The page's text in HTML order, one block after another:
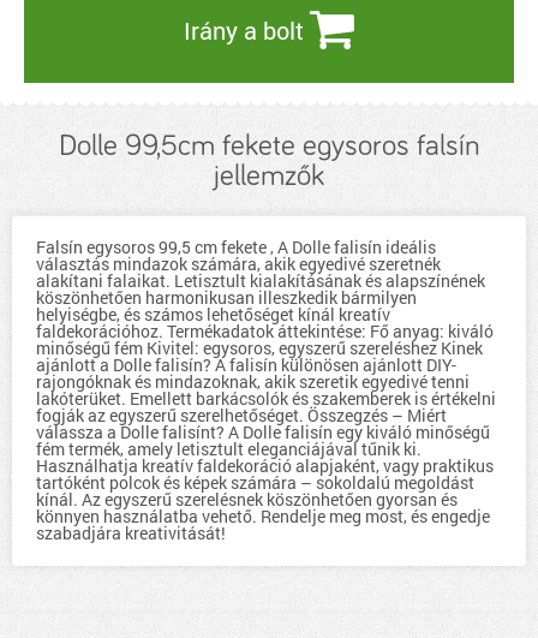
Irány a bolt
Dolle 99,5cm fekete egysoros falsín
jellemzők
Falsín egysoros 99,5 cm fekete , A Dolle falisín ideális
választás mindazok számára, akik egyedivé szeretnék
alakítani falaikat. Letisztult kialakításának és alapszínének
köszönhetően harmonikusan illeszkedik bármilyen
helyiségbe, és számos lehetőséget kínál kreatív
faldekorációhoz. Termékadatok áttekintése: Fő anyag: kiváló
minőségű fém Kivitel: egysoros, egyszerű szereléshez Kinek
ajánlott a Dolle falisín? A falisín különösen ajánlott DIY-
rajongóknak és mindazoknak, akik szeretik egyedivé tenni
lakóterüket. Emellett barkácsolók és szakemberek is értékelni
fogják az egyszerű szerelhetőséget. Összegzés – Miért
válassza a Dolle falisínt? A Dolle falisín egy kiváló minőségű
fém termék, amely letisztult eleganciájával tűnik ki.
Használhatja kreatív faldekoráció alapjaként, vagy praktikus
tartóként polcok és képek számára – sokoldalú megoldást
kínál. Az egyszerű szerelésnek köszönhetően gyorsan és
könnyen használatba vehető. Rendelje meg most, és engedje
szabadjára kreativitását!